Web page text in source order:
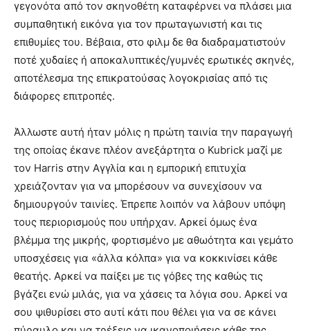
γεγονότα από τον σκηνοθέτη καταφέρνει να πλάσει μια
συμπαθητική εικόνα για τον πρωταγωνιστή και τις
επιθυμίες του. Βέβαια, στο φιλμ δε θα διαδραματιστούν
ποτέ χυδαίες ή αποκαλυπτικές/γυμνές ερωτικές σκηνές,
αποτέλεσμα της επικρατούσας λογοκρισίας από τις
διάφορες επιτροπές.
Άλλωστε αυτή ήταν μόλις η πρώτη ταινία την παραγωγή
της οποίας έκανε πλέον ανεξάρτητα ο Kubrick μαζί με
τον Harris στην Αγγλία και η εμπορική επιτυχία
χρειάζονταν για να μπορέσουν να συνεχίσουν να
δημιουργούν ταινίες. Έπρεπε λοιπόν να λάβουν υπόψη
τους περιορισμούς που υπήρχαν. Αρκεί όμως ένα
βλέμμα της μικρής, φορτισμένο με αθωότητα και γεμάτο
υποσχέσεις για «άλλα κόλπα» για να κοκκινίσει κάθε
θεατής. Αρκεί να παίξει με τις γόβες της καθώς τις
βγάζει ενώ μιλάς, για να χάσεις τα λόγια σου. Αρκεί να
σου ψιθυρίσει στο αυτί κάτι που θέλει για να σε κάνει